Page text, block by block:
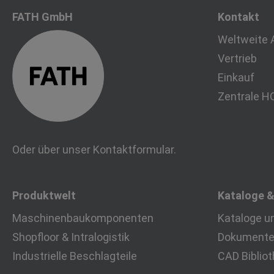
FATH GmbH
Oder über unser Kontaktformular.
Kontakt
Weltweite
Vertrieb
Einkauf
Zentrale
Produktwelt
Maschinenbaukomponenten
Shopfloor & Intralogistik
Industrielle Beschlagteile
Kataloge
Kataloge
CAD